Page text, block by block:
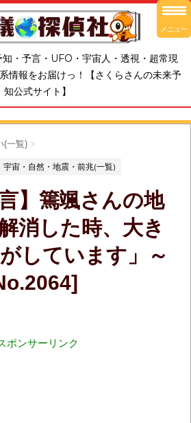
・予言・UFO・宇宙人・透視・超常現
情報をお届けっ！【さくらさんの未来予
知公式サイト】
(一覧) >
宇宙・自然・地震・前兆(一覧)
】篶颯さんの地
消した時、大き
しています」～
ポンサーリンク
メニュー